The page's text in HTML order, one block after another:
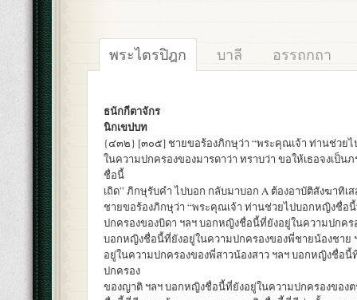
พระไตรปิฎก บาลี อรรถกถา
ธนักกีตาจักร
นิกเขปบท
{๔๓๒} [๓๐๕] ชายขอร้องภิกษุว่า “พระคุณเจ้า ท่านช่วย
ในความปกครองของมารดาว่า ทราบว่า ขอให้เธอจงเป็น
ชื่อนี้
เถิด” ภิกษุรับคำ ไปบอก กลับมาบอก A ต้องอาบัติสังฆาทิเ
ชายขอร้องภิกษุว่า “พระคุณเจ้า ท่านช่วยไปบอกหญิงชื่อ
ปกครองของบิดา ฯลฯ บอกหญิงชื่อนี้ที่ยังอยู่ในความปกคร
บอกหญิงชื่อนี้ที่ยังอยู่ในความปกครองของพี่ชายน้องชาย
อยู่ในความปกครองของพี่สาวน้องสาว ฯลฯ บอกหญิงชื่อนี้
ปกครอง
ของญาติ ฯลฯ บอกหญิงชื่อนี้ที่ยังอยู่ในความปกครองของ